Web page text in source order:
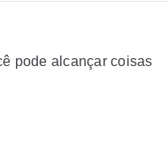
pode alcançar coisas